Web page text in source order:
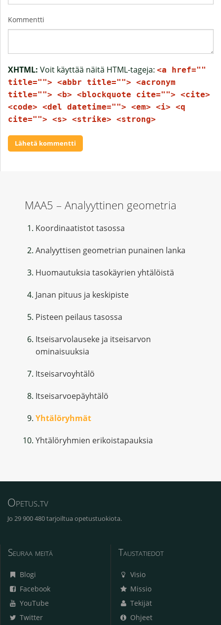
Kommentti
XHTML: Voit käyttää näitä HTML-tageja: <a href=""
title=""> <abbr title=""> <acronym
title=""> <b> <blockquote cite=""> <cite>
<code> <del datetime=""> <em> <i> <q
cite=""> <s> <strike> <strong>
MAA5 – Analyyttinen geometria
Koordinaatistot tasossa
Analyyttisen geometrian punainen lanka
Huomautuksia tasokäyrien yhtälöistä
Janan pituus ja keskipiste
Pisteen peilaus tasossa
Itseisarvolauseke ja itseisarvon
ominaisuuksia
Itseisarvoyhtälö
Itseisarvoepäyhtälö
Yhtälöryhmät
Yhtälöryhmien erikoistapauksia
Opetus.tv
Jo 29 900 480 tarjoiltua opetustuokiota.
Seuraa meitä
Blogi
Facebook
YouTube
Twitter
Taustatiedot
Visio
Missio
Tekijät
Ohjeet